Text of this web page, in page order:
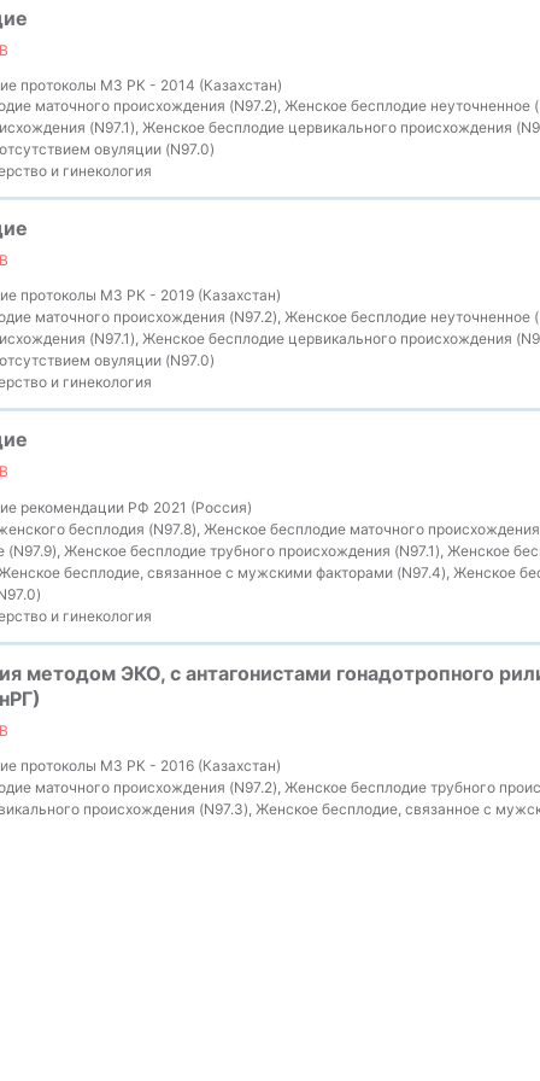
протоколы МЗ РК - 2014 (Казахстан)
маточного происхождения (N97.2), Женское бесплодие неуточненное
(N97.1), Женское бесплодие цервикального происхождения
овуляции (N97.0)
и гинекология
протоколы МЗ РК - 2019 (Казахстан)
маточного происхождения (N97.2), Женское бесплодие неуточненное
(N97.1), Женское бесплодие цервикального происхождения
овуляции (N97.0)
и гинекология
рекомендации РФ 2021 (Россия)
бесплодия (N97.8), Женское бесплодие маточного
(N97.9), Женское бесплодие трубного происхождения (N97.1), Женское
бесплодие, связанное с мужскими факторами (N97.4), Женское
и гинекология
методом ЭКО, с антагонистами гонадотропного
протоколы МЗ РК - 2016 (Казахстан)
маточного происхождения (N97.2), Женское бесплодие трубного
происхождения (N97.3), Женское бесплодие, связанное с